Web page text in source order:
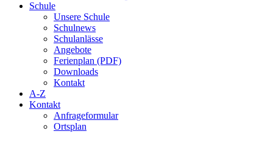
Schule
Unsere Schule
Schulnews
Schulanlässe
Angebote
Ferienplan (PDF)
Downloads
Kontakt
A-Z
Kontakt
Anfrageformular
Ortsplan